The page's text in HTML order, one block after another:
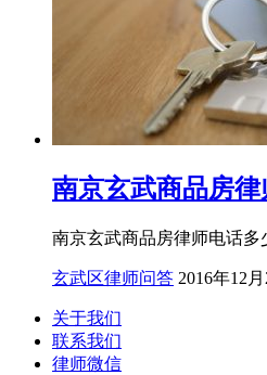
南京玄武商品房
南京玄武商品房律师电话多
玄武区律师问答 2016年12月
关于我们
联系我们
律师微信